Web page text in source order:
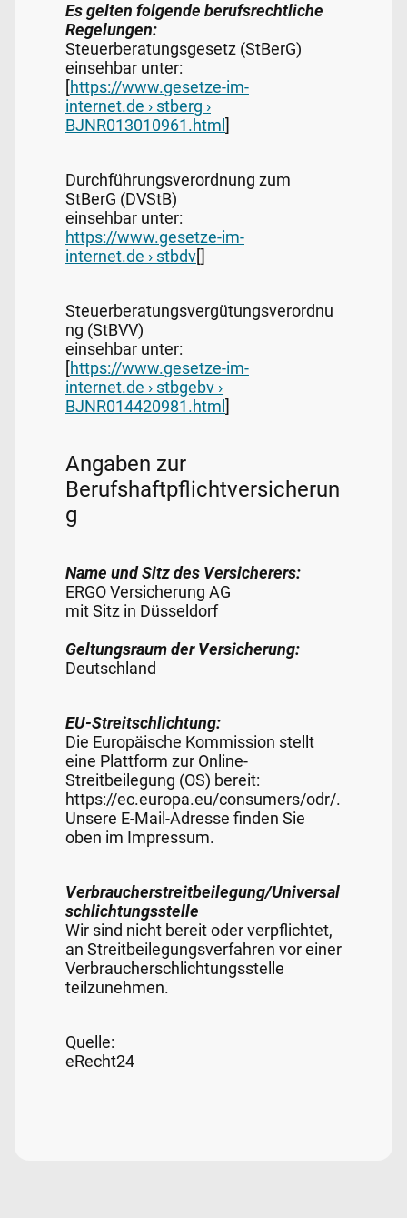
Es gelten folgende berufsrechtliche
Regelungen:
Steuerberatungsgesetz (StBerG)
einsehbar unter:
[https://www.gesetze-im-
internet.de › stberg ›
BJNR013010961.html ]
Durchführungsverordnung zum
StBerG (DVStB)
einsehbar unter:
https://www.gesetze-im-
internet.de › stbdv[]
Steuerberatungsvergütungsverordnu
ng (StBVV)
einsehbar unter:
[https://www.gesetze-im-
internet.de › stbgebv ›
BJNR014420981.html ]
Angaben zur
Berufshaftpflichtversicherun
g
Name und Sitz des Versicherers:
ERGO Versicherung AG
mit Sitz in Düsseldorf
Geltungsraum der Versicherung:
Deutschland
EU-Streitschlichtung:
Die Europäische Kommission stellt
eine Plattform zur Online-
Streitbeilegung (OS) bereit:
https://ec.europa.eu/consumers/odr/.
Unsere E-Mail-Adresse finden Sie
oben im Impressum.
Verbraucherstreitbeilegung/Universal
schlichtungsstelle
Wir sind nicht bereit oder verpflichtet,
an Streitbeilegungsverfahren vor einer
Verbraucherschlichtungsstelle
teilzunehmen.
Quelle:
eRecht24